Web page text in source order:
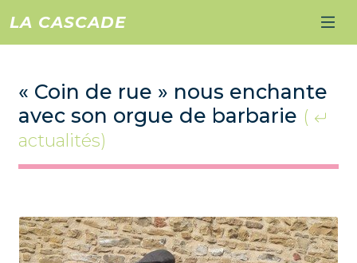
LA CASCADE
« Coin de rue » nous enchante
avec son orgue de barbarie (
actualités)